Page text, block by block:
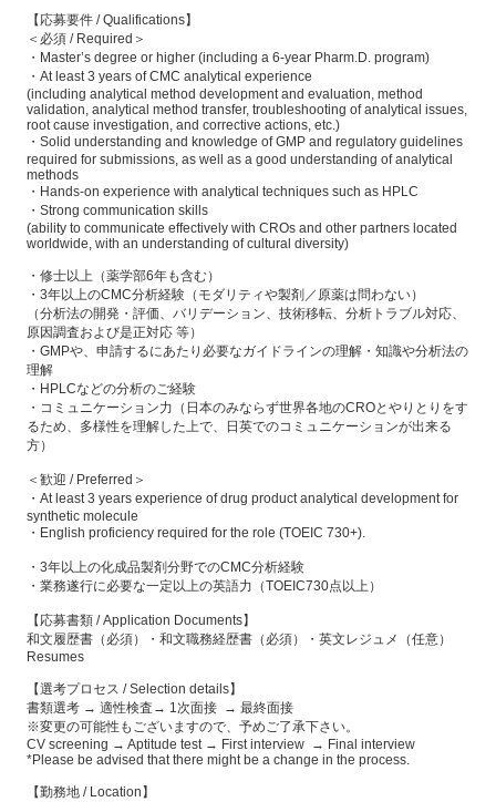
【応募要件 / Qualifications】
＜必須 / Required＞
・Master’s degree or higher (including a 6-year Pharm.D. program)
・At least 3 years of CMC analytical experience
(including analytical method development and evaluation, method
validation, analytical method transfer, troubleshooting of analytical issues,
root cause investigation, and corrective actions, etc.)
・Solid understanding and knowledge of GMP and regulatory guidelines
required for submissions, as well as a good understanding of analytical
methods
・Hands-on experience with analytical techniques such as HPLC
・Strong communication skills
(ability to communicate effectively with CROs and other partners located
worldwide, with an understanding of cultural diversity)
・修士以上（薬学部6年も含む）
・3年以上のCMC分析経験（モダリティや製剤／原薬は問わない）
（分析法の開発・評価、バリデーション、技術移転、分析トラブル対応、
原因調査および是正対応 等）
・GMPや、申請するにあたり必要なガイドラインの理解・知識や分析法の
理解
・HPLCなどの分析のご経験
・コミュニケーション力（日本のみならず世界各地のCROとやりとりをす
るため、多様性を理解した上で、日英でのコミュニケーションが出来る
方）
＜歓迎 / Preferred＞
・At least 3 years experience of drug product analytical development for
synthetic molecule
・English proficiency required for the role (TOEIC 730+).
・3年以上の化成品製剤分野でのCMC分析経験
・業務遂行に必要な一定以上の英語力（TOEIC730点以上）
【応募書類 / Application Documents】
和文履歴書（必須）・和文職務経歴書（必須）・英文レジュメ（任意）
Resumes
【選考プロセス / Selection details】
書類選考 → 適性検査→ 1次面接 → 最終面接
※変更の可能性もございますので、予めご了承下さい。
CV screening → Aptitude test → First interview → Final interview
*Please be advised that there might be a change in the process.
【勤務地 / Location】